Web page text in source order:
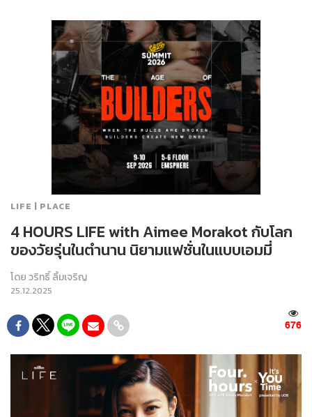
LIFE | PLACE
4 HOURS LIFE with Aimee Morakot กับโลก
ของวัยรุ่นในตำนาน นิยามแฟชั่นในแบบเอมมี่
โดยวริทธิ์ ลิ้มเจริญ
25.12.2025
676